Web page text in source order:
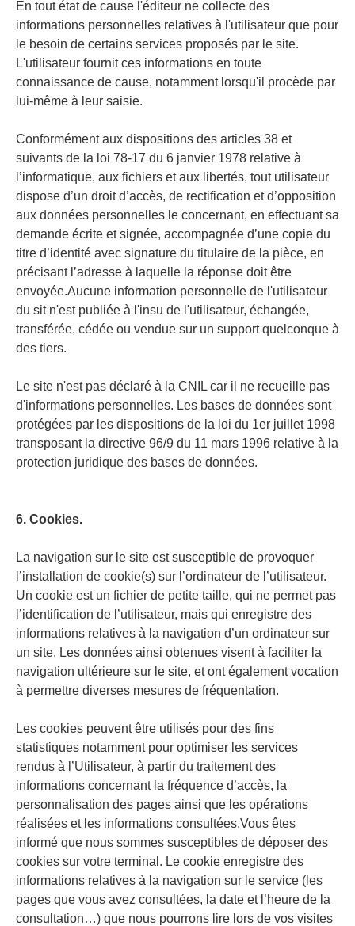
En tout état de cause l'éditeur ne collecte des
informations personnelles relatives à l'utilisateur que pour
le besoin de certains services proposés par le site.
L'utilisateur fournit ces informations en toute
connaissance de cause, notamment lorsqu'il procède par
lui-même à leur saisie.
Conformément aux dispositions des articles 38 et
suivants de la loi 78-17 du 6 janvier 1978 relative à
l’informatique, aux fichiers et aux libertés, tout utilisateur
dispose d’un droit d’accès, de rectification et d’opposition
aux données personnelles le concernant, en effectuant sa
demande écrite et signée, accompagnée d’une copie du
titre d’identité avec signature du titulaire de la pièce, en
précisant l’adresse à laquelle la réponse doit être
envoyée.Aucune information personnelle de l'utilisateur
du sit n'est publiée à l'insu de l'utilisateur, échangée,
transférée, cédée ou vendue sur un support quelconque à
des tiers.
Le site n'est pas déclaré à la CNIL car il ne recueille pas
d'informations personnelles. Les bases de données sont
protégées par les dispositions de la loi du 1er juillet 1998
transposant la directive 96/9 du 11 mars 1996 relative à la
protection juridique des bases de données.
6. Cookies.
La navigation sur le site est susceptible de provoquer
l’installation de cookie(s) sur l’ordinateur de l’utilisateur.
Un cookie est un fichier de petite taille, qui ne permet pas
l’identification de l’utilisateur, mais qui enregistre des
informations relatives à la navigation d’un ordinateur sur
un site. Les données ainsi obtenues visent à faciliter la
navigation ultérieure sur le site, et ont également vocation
à permettre diverses mesures de fréquentation.
Les cookies peuvent être utilisés pour des fins
statistiques notamment pour optimiser les services
rendus à l’Utilisateur, à partir du traitement des
informations concernant la fréquence d’accès, la
personnalisation des pages ainsi que les opérations
réalisées et les informations consultées.Vous êtes
informé que nous sommes susceptibles de déposer des
cookies sur votre terminal. Le cookie enregistre des
informations relatives à la navigation sur le service (les
pages que vous avez consultées, la date et l’heure de la
consultation…) que nous pourrons lire lors de vos visites